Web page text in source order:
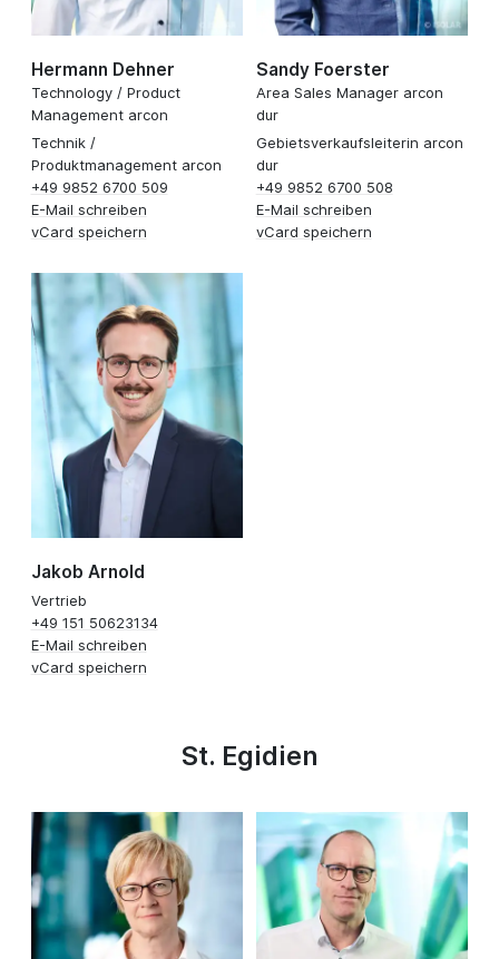
Hermann Dehner
Technology / Product
Management arcon
Technik /
Produktmanagement arcon
+49 9852 6700 509
E-Mail schreiben
vCard speichern
Sandy Foerster
Area Sales Manager arcon
dur
Gebietsverkaufsleiterin arcon
dur
+49 9852 6700 508
E-Mail schreiben
vCard speichern
Jakob Arnold
Vertrieb
+49 151 50623134
E-Mail schreiben
vCard speichern
St. Egidien